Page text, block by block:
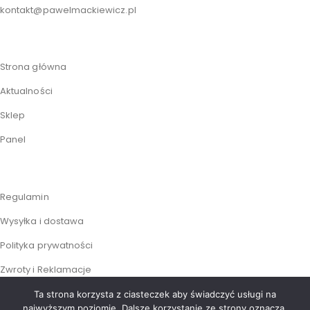
kontakt@pawelmackiewicz.pl
Strona główna
Aktualności
Sklep
Panel
Regulamin
Wysyłka i dostawa
Polityka prywatności
Zwroty i Reklamacje
Ta strona korzysta z ciasteczek aby świadczyć usługi na